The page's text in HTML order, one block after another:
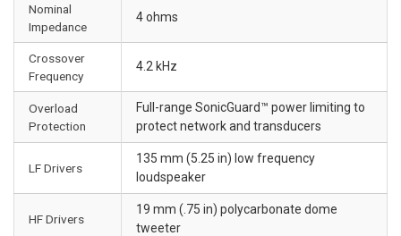
Nominal
Impedance
4 ohms
Crossover
Frequency
4.2 kHz
Overload
Protection
Full-range SonicGuard™ power limiting to
protect network and transducers
LF Drivers
135 mm (5.25 in) low frequency
loudspeaker
HF Drivers
19 mm (.75 in) polycarbonate dome
tweeter